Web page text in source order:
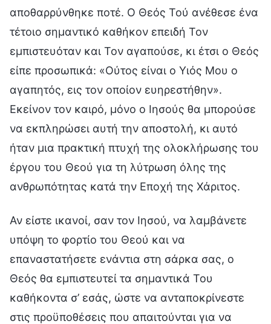
αποθαρρύνθηκε ποτέ. Ο Θεός Τού ανέθεσε ένα
τέτοιο σημαντικό καθήκον επειδή Τον
εμπιστευόταν και Τον αγαπούσε, κι έτσι ο Θεός
είπε προσωπικά: «Ούτος είναι ο Υιός Μου ο
αγαπητός, εις τον οποίον ευηρεστήθην».
Εκείνον τον καιρό, μόνο ο Ιησούς θα μπορούσε
να εκπληρώσει αυτή την αποστολή, κι αυτό
ήταν μια πρακτική πτυχή της ολοκλήρωσης του
έργου του Θεού για τη λύτρωση όλης της
ανθρωπότητας κατά την Εποχή της Χάριτος.
Αν είστε ικανοί, σαν τον Ιησού, να λαμβάνετε
υπόψη το φορτίο του Θεού και να
επαναστατήσετε ενάντια στη σάρκα σας, ο
Θεός θα εμπιστευτεί τα σημαντικά Του
καθήκοντα σ’ εσάς, ώστε να ανταποκρίνεστε
στις προϋποθέσεις που απαιτούνται για να